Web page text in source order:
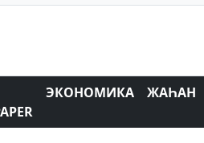
ЭКОНОМИКА ЖАҺАН